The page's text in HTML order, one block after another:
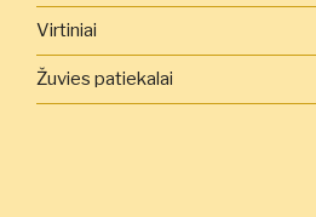
Virtiniai
Žuvies patiekalai